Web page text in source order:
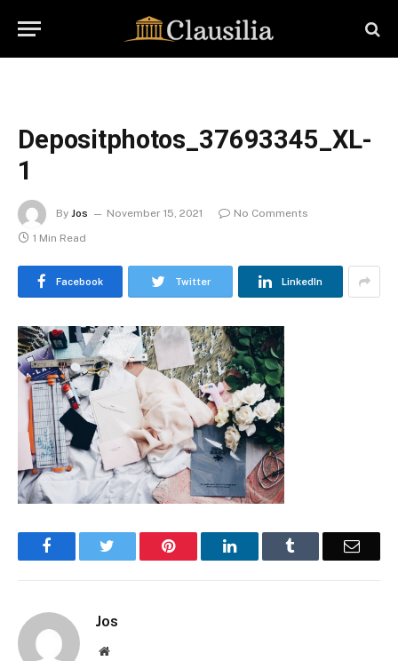
Depositphotos_37693345_XL-
1
By Jos November 15, 2021
No Comments
1 Min Read
Facebook Twitter LinkedIn
Facebook Pinterest LinkedIn Email
Jos
Website